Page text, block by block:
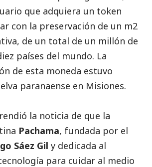
que adquiera un token
con la preservación de un m2
de un total de un millón de
países del mundo. La
de esta moneda estuvo
paranaense en Misiones.
la noticia de que la
Pachama, fundada por el
Sáez Gil y dedicada al
para cuidar al medio